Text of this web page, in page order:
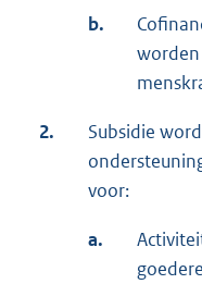
b.
2.
Subsidie
voor:
a.